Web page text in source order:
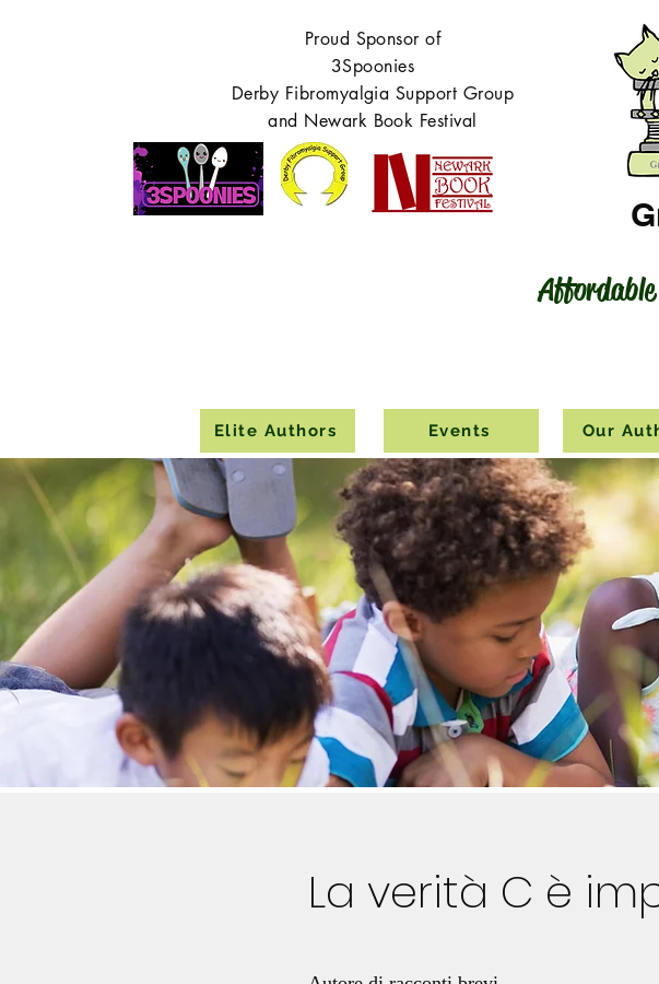
Proud Sponsor of
3Spoonies
Derby Fibromyalgia Support Group
and Newark Book Festival
Elite Authors Events Our
La verità C è